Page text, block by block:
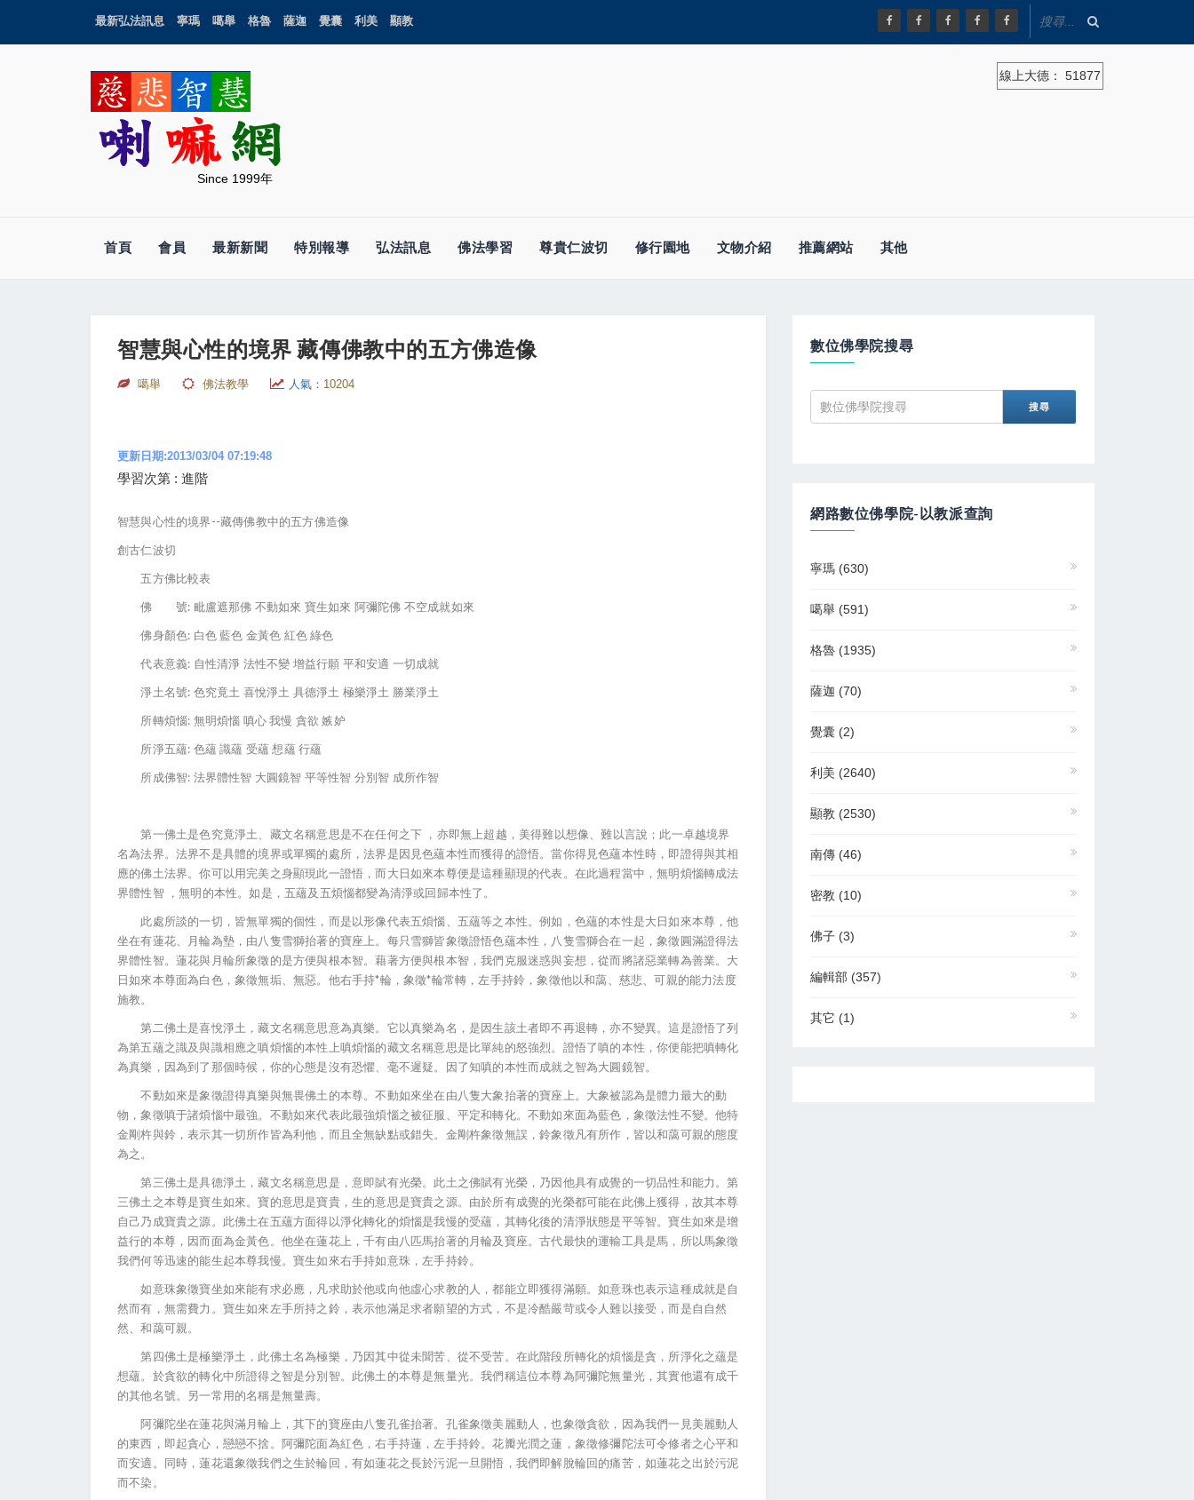
最新弘法訊息 寧瑪 噶舉 格魯 薩迦 覺囊 利美 顯教
Since 1999年
線上大德： 51877
首頁 會員 最新新聞 特別報導 弘法訊息 佛法學習 尊貴仁波切 修行園地 文物介紹 推薦網站 其他
智慧與心性的境界 藏傳佛教中的五方佛造像
噶舉 佛法教學 人氣： 10204
更新日期:2013/03/04 07:19:48
學習次第 : 進階
智慧與心性的境界--藏傳佛教中的五方佛造像
創古仁波切
五方佛比較表
佛 號: 毗盧遮那佛 不動如來 寶生如來 阿彌陀佛 不空成就如來
佛身顏色: 白色 藍色 金黃色 紅色 綠色
代表意義: 自性清淨 法性不變 增益行願 平和安適 一切成就
淨土名號: 色究竟土 喜悅淨土 具德淨土 極樂淨土 勝業淨土
所轉煩惱: 無明煩惱 嗔心 我慢 貪欲 嫉妒
所淨五蘊: 色蘊 識蘊 受蘊 想蘊 行蘊
所成佛智: 法界體性智 大圓鏡智 平等性智 分別智 成所作智
第一佛土是色究竟淨土、藏文名稱意思是不在任何之下 ，亦即無上超越，美得難以想像、難以言說；此一卓越境界
名為法界。法界不是具體的境界或單獨的處所，法界是因見色蘊本性而獲得的證悟。當你得見色蘊本性時，即證得與其相
應的佛土法界。你可以用完美之身顯現此一證悟，而大日如來本尊便是這種顯現的代表。在此過程當中，無明煩惱轉成法
界體性智 ，無明的本性。如是，五蘊及五煩惱都變為清淨或回歸本性了。
此處所談的一切，皆無單獨的個性，而是以形像代表五煩惱、五蘊等之本性。例如，色蘊的本性是大日如來本尊，他
坐在有蓮花、月輪為墊，由八隻雪獅抬著的寶座上。每只雪獅皆象徵證悟色蘊本性，八隻雪獅合在一起，象徵圓滿證得法
界體性智。蓮花與月輪所象徵的是方便與根本智。藉著方便與根本智，我們克服迷惑與妄想，從而將諸惡業轉為善業。大
日如來本尊面為白色，象徵無垢、無惡。他右手持*輪，象徵*輪常轉，左手持鈴，象徵他以和藹、慈悲、可親的能力法度
施教。
第二佛土是喜悅淨土，藏文名稱意思意為真樂。它以真樂為名，是因生該土者即不再退轉，亦不變異。這是證悟了列
為第五蘊之識及與識相應之嗔煩惱的本性上嗔煩惱的藏文名稱意思是比單純的怒強烈。證悟了嗔的本性，你便能把嗔轉化
為真樂，因為到了那個時候，你的心態是沒有恐懼、毫不遲疑。因了知嗔的本性而成就之智為大圓鏡智。
不動如來是象徵證得真樂與無畏佛土的本尊。不動如來坐在由八隻大象抬著的寶座上。大象被認為是體力最大的動
物，象徵嗔于諸煩惱中最強。不動如來代表此最強煩惱之被征服、平定和轉化。不動如來面為藍色，象徵法性不變。他特
金剛杵與鈴，表示其一切所作皆為利他，而且全無缺點或錯失。金剛杵象徵無誤，鈴象徵凡有所作，皆以和藹可親的態度
為之。
第三佛土是具德淨土，藏文名稱意思是，意即賦有光榮。此土之佛賦有光榮，乃因他具有成覺的一切品性和能力。第
三佛土之本尊是寶生如來。寶的意思是寶貴，生的意思是寶貴之源。由於所有成覺的光榮都可能在此佛上獲得，故其本尊
自己乃成寶貴之源。此佛土在五蘊方面得以淨化轉化的煩惱是我慢的受蘊，其轉化後的清淨狀態是平等智。寶生如來是增
益行的本尊，因而面為金黃色。他坐在蓮花上，千有由八匹馬抬著的月輪及寶座。古代最快的運輸工具是馬，所以馬象徵
我們何等迅速的能生起本尊我慢。寶生如來右手持如意珠，左手持鈴。
如意珠象徵寶坐如來能有求必應，凡求助於他或向他虛心求教的人，都能立即獲得滿願。如意珠也表示這種成就是自
然而有，無需費力。寶生如來左手所持之鈴，表示他滿足求者願望的方式，不是冷酷嚴苛或令人難以接受，而是自自然
然、和藹可親。
第四佛土是極樂淨土，此佛土名為極樂，乃因其中從未聞苦、從不受苦。在此階段所轉化的煩惱是貪，所淨化之蘊是
想蘊。於貪欲的轉化中所證得之智是分別智。此佛土的本尊是無量光。我們稱這位本尊為阿彌陀無量光，其實他還有成千
的其他名號。另一常用的名稱是無量壽。
阿彌陀坐在蓮花與滿月輪上，其下的寶座由八隻孔雀抬著。孔雀象徵美麗動人，也象徵貪欲，因為我們一見美麗動人
的東西，即起貪心，戀戀不捨。阿彌陀面為紅色，右手持蓮，左手持鈴。花瓣光潤之蓮，象徵修彌陀法可令修者之心平和
而安適。同時，蓮花還象徵我們之生於輪回，有如蓮花之長於污泥一旦開悟，我們即解脫輪回的痛苦，如蓮花之出於污泥
而不染。
數位佛學院搜尋
網路數位佛學院-以教派查詢
寧瑪 (630)
噶舉 (591)
格魯 (1935)
薩迦 (70)
覺囊 (2)
利美 (2640)
顯教 (2530)
南傳 (46)
密教 (10)
佛子 (3)
編輯部 (357)
其它 (1)